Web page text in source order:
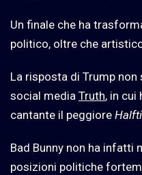
Un finale che ha
politico, oltre che
La risposta di Trump
social media Truth, in cui
cantante il peggiore
Bad Bunny non ha
posizioni politiche